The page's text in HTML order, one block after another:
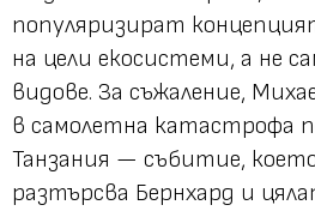
популяризират
на цели екосистеми, а не
видове. За съжаление,
в самолетна катастрофа
Танзания — събитие,
разтърсва Бернхард и